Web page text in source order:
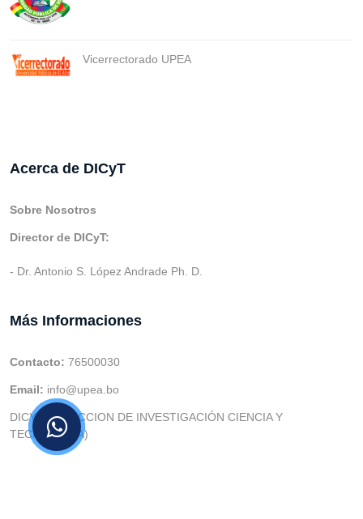
Vicerrectorado UPEA
Acerca de DICyT
Sobre Nosotros
Director de DICyT:
- Dr. Antonio S. López Andrade Ph. D.
Más Informaciones
Contacto: 76500030
Email: info@upea.bo
DICYT (DIRECCION DE INVESTIGACIÓN CIENCIA Y
TECNOLOGIA)